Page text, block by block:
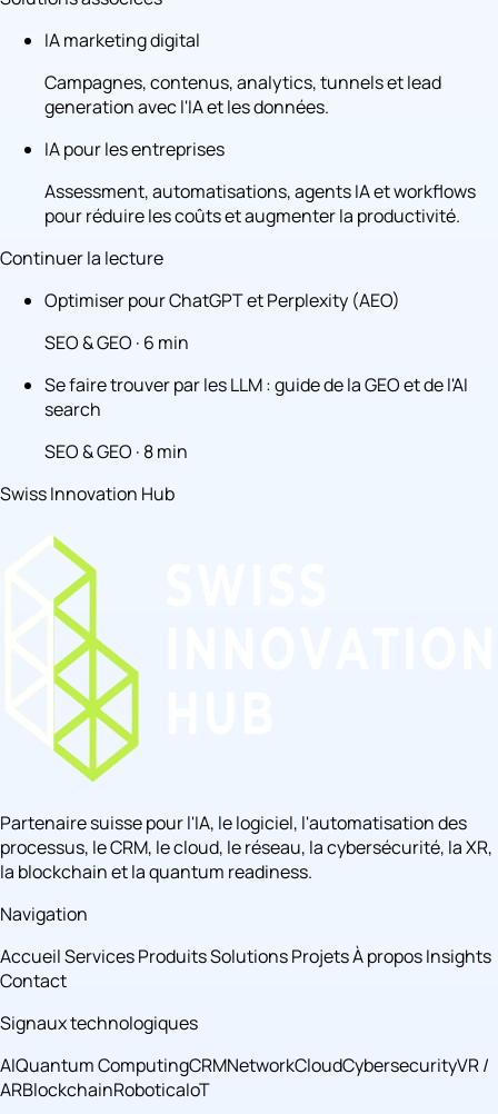
IA marketing digital
Campagnes, contenus, analytics, tunnels et lead
generation avec l'IA et les données.
IA pour les entreprises
Assessment, automatisations, agents IA et workflows
pour réduire les coûts et augmenter la productivité.
Continuer la lecture
Optimiser pour ChatGPT et Perplexity (AEO)
SEO & GEO · 6 min
Se faire trouver par les LLM : guide de la GEO et de l'AI
search
SEO & GEO · 8 min
Swiss Innovation Hub
Partenaire suisse pour l'IA, le logiciel, l'automatisation des
processus, le CRM, le cloud, le réseau, la cybersécurité, la XR,
la blockchain et la quantum readiness.
Navigation
AccueilServicesProduitsSolutionsProjetsÀ proposInsights
Contact
Signaux technologiques
AIQuantum ComputingCRMNetworkCloudCybersecurityVR /
ARBlockchainRoboticaIoT